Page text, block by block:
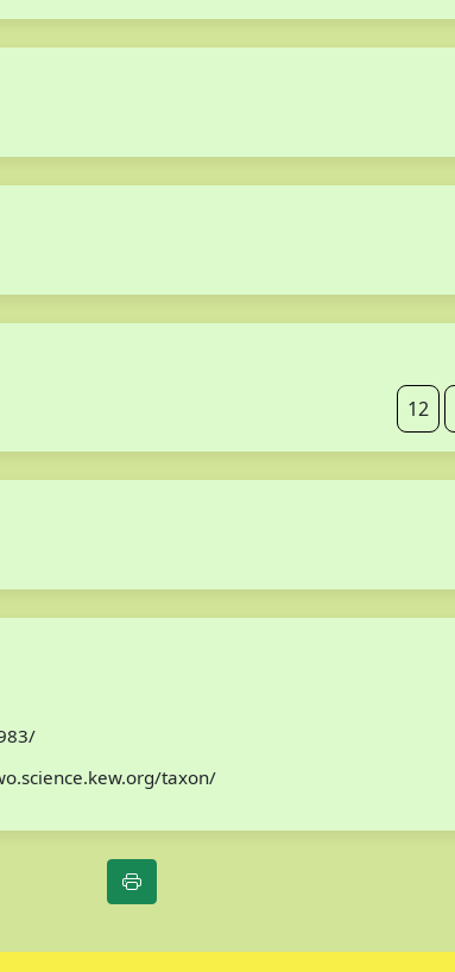
12
taxon/